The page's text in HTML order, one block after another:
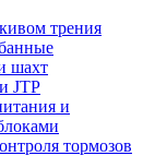
трения
шахт
JTP
и
тормозов